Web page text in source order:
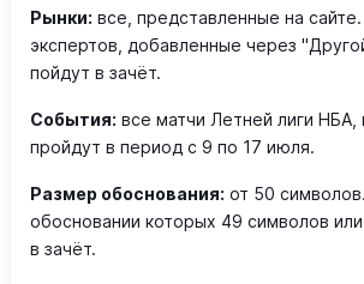
Рынки: все, представленные на
экспертов, добавленные через
пойдут в зачёт.
События: все матчи Летней лиги НБА,
пройдут в период с 9 по 17 июля.
Размер обоснования: от 50
обосновании которых 49 символов
в зачёт.